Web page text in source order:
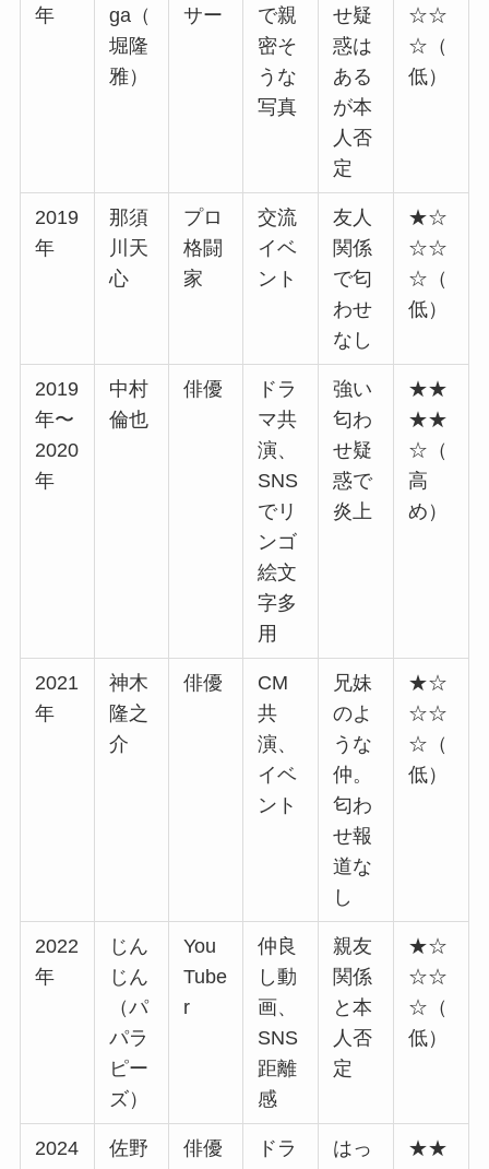
年
ga（
堀隆
雅）
サー
で親
密そ
うな
写真
せ疑
惑は
ある
が本
人否
定
☆☆
☆（
低）
2019
年
那須
川天
心
プロ
格闘
家
交流
イベ
ント
友人
関係
で匂
わせ
なし
★☆
☆☆
☆（
低）
2019
年〜
2020
年
中村
倫也
俳優
ドラ
マ共
演、
SNS
でリ
ンゴ
絵文
字多
用
強い
匂わ
せ疑
惑で
炎上
★★
★★
☆（
高
め）
2021
年
神木
隆之
介
俳優
CM
共
演、
イベ
ント
兄妹
のよ
うな
仲。
匂わ
せ報
道な
し
★☆
☆☆
☆（
低）
2022
年
じん
じん
（パ
パラ
ピー
ズ）
You
Tube
r
仲良
し動
画、
SNS
距離
感
親友
関係
と本
人否
定
★☆
☆☆
☆（
低）
2024
佐野
俳優
ドラ
はっ
★★